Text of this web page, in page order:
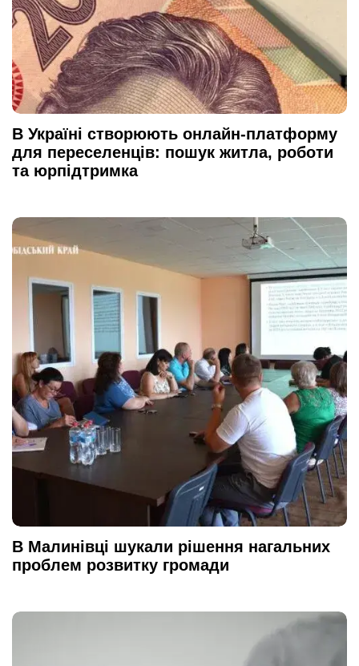
В Україні створюють онлайн-платформу
для переселенців: пошук житла, роботи
та юрпідтримка
В Малинівці шукали рішення нагальних
проблем розвитку громади